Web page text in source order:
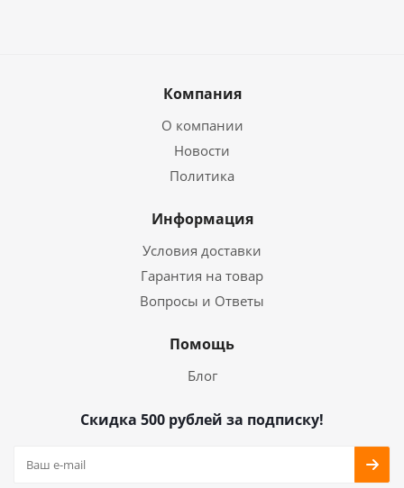
Компания
О компании
Новости
Политика
Информация
Условия доставки
Гарантия на товар
Вопросы и Ответы
Помощь
Блог
Скидка 500 рублей за подписку!